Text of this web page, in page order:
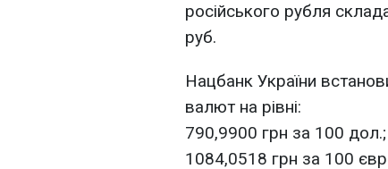
російського рубля
руб.
Нацбанк України
валют на рівні:
790,9900 грн за 100 дол.;
1084,0518 грн за 100